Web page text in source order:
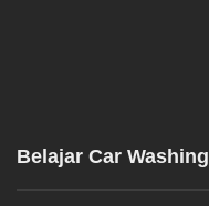
Belajar Car Washing